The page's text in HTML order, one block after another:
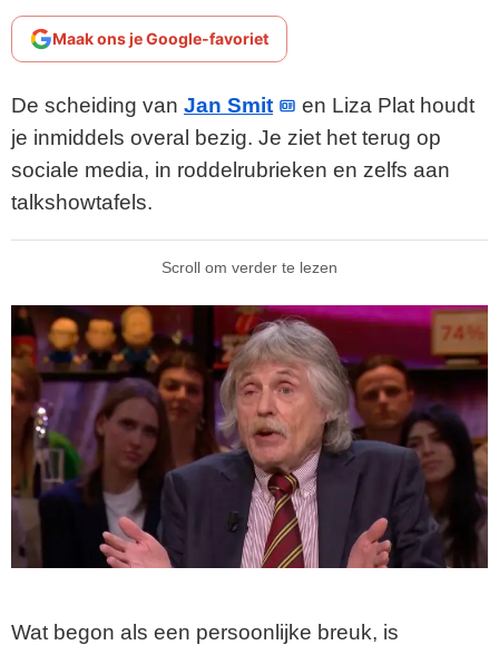
Maak ons je Google-favoriet
De scheiding van Jan Smit
en Liza Plat houdt
je inmiddels overal bezig. Je ziet het terug op
sociale media, in roddelrubrieken en zelfs aan
talkshowtafels.
Scroll om verder te lezen
Wat begon als een persoonlijke breuk, is